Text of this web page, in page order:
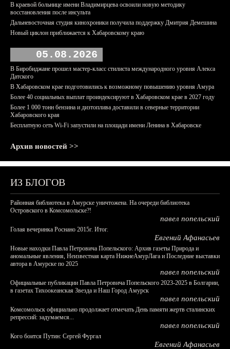
В краевой больнице имени Владимирцева освоили новую методику
восстановления после инсульта
Дальневосточная студия кинохроники получила поддержку Дмитрия Демешина
Новый циклон приближается к Хабаровскому краю
05.08.2026
В Биробиджане прошел мастер-класс стилиста международного уровня Алекса
Датского
В Хабаровском крае подготовились к возможному повышению уровня Амура
Более 40 социальных выплат проиндексируют в Хабаровском крае в 2027 году
Более 1 000 тонн бензина и дизтоплива доставили в северные территории
Хабаровского края
Бесплатную сеть Wi-Fi запустили на площади имени Ленина в Хабаровске
Архив новостей >>
ИЗ БЛОГОВ
Районная библиотека в Амурске уничтожена. На очереди библиотека
Островского в Комсомольске?!
павел попельский
Голая вечеринка Роснано 2015г. Итог.
Евгений Афанасьев
Новые находки Павла Петровича Попельского: Архив газеты Природа и
аномальные явления, Неизвестная карта НижнеАмурЛага и Последние выставки
автора в Амурске по 2025
павел попельский
Официальные публикации Павла Петровича Попельского 2023-2025 в Болгарии,
в газетах Тихоокеанская Звезда и Наш Город Амурск
павел попельский
Комсомольск официально продолжает отмечать День памяти жертв сталинских
репрессий: задумаемся...
павел попельский
Кого боится Путин: Сергей Фургал
Евгений Афанасьев